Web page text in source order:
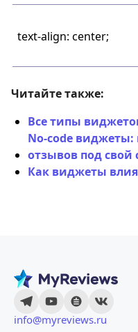
text-align: center;
Читайте также:
Все типы
No-code виджеты:
отзывов под свой
Как виджеты
info@myreviews.ru